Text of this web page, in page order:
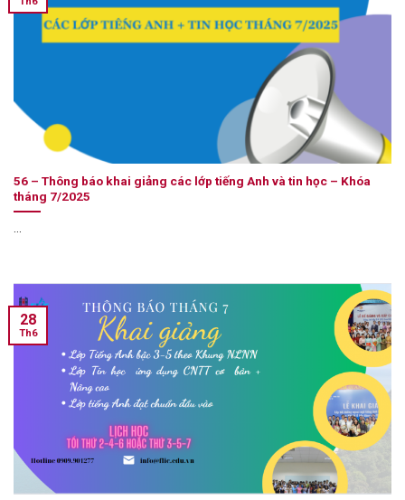
56 – Thông báo khai giảng các lớp tiếng Anh và tin học – Khóa
tháng 7/2025
28
Th6